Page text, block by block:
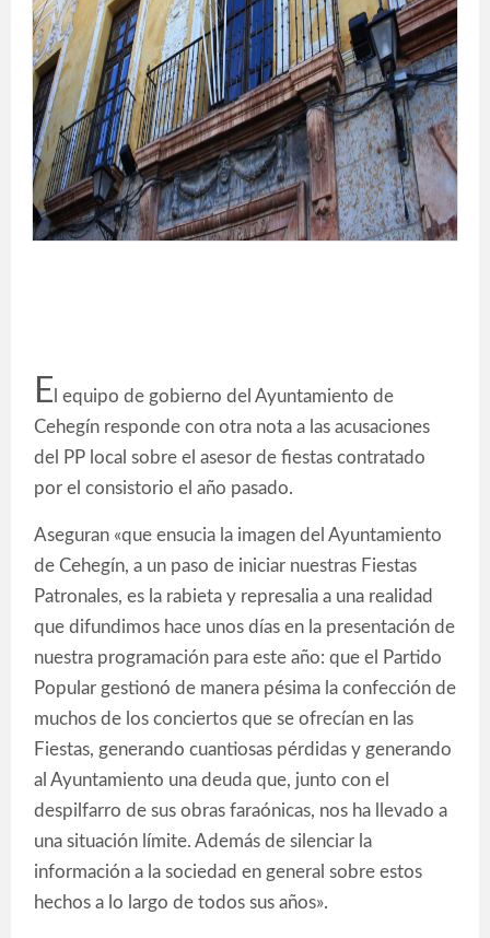
E l equipo de gobierno del Ayuntamiento de
Cehegín responde con otra nota a las acusaciones
del PP local sobre el asesor de fiestas contratado
por el consistorio el año pasado.
Aseguran «que ensucia la imagen del Ayuntamiento
de Cehegín, a un paso de iniciar nuestras Fiestas
Patronales, es la rabieta y represalia a una realidad
que difundimos hace unos días en la presentación de
nuestra programación para este año: que el Partido
Popular gestionó de manera pésima la confección de
muchos de los conciertos que se ofrecían en las
Fiestas, generando cuantiosas pérdidas y generando
al Ayuntamiento una deuda que, junto con el
despilfarro de sus obras faraónicas, nos ha llevado a
una situación límite. Además de silenciar la
información a la sociedad en general sobre estos
hechos a lo largo de todos sus años».